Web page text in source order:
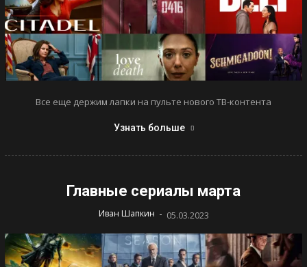
Все еще держим лапки на пульте нового ТВ-контента
Узнать больше
Главные сериалы марта
Иван Шапкин - 05.03.2023